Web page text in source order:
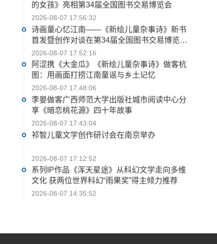
的女孩》亮相第34届全国图书交易博览会
2026-08-07 17:56:32
诗画童心忆江南——《新绘儿童杂事诗》新书
首发暨创作对谈在第34届全国图书交易博览会
举行
2026-08-07 17:52:16
阿涩携《大金瓜》《新绘儿童杂事诗》做客杭
图：用画面打捞江南童谣与乡土记忆
2026-08-07 17:48:06
李晏做客广西师范大学出版社城市阅读中心分
享《暗恋桃花源》四十年故事
2026-08-07 17:43:04
祁智儿童文学创作研讨会在南京举办
2026-08-07 17:12:52
系列IP作品《浑天星途》从科幻文学走向多维
文化 获两位世界科幻“雨果奖”得主倾力推荐
2026-08-07 14:35:52